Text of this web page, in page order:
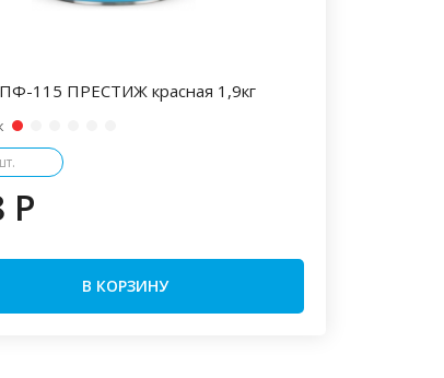
115 ПРЕСТИЖ красная 1,9кг
P
В КОРЗИНУ